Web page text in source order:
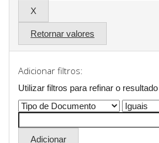
Retornar valores
Adicionar filtros:
Utilizar filtros para refinar o